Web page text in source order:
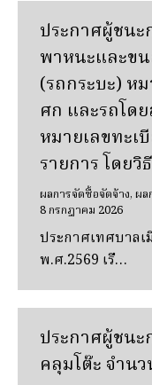
ประกาศผู้ชนะ
พาหนะและข
(รถกระบะ) ห
ศก และรถโด
หมายเลขทะเ
รายการ โดยวิ
ผลการจัดซื้อจัดจ้าง,ผล
8 กรกฎาคม 2026
ประกาศเทศบาล
พ.ศ.2569 เรื…
ประกาศผู้ชนะ
คลุมโต๊ะ จําน